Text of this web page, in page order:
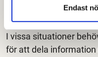
Endast
I vissa situationer
för att dela